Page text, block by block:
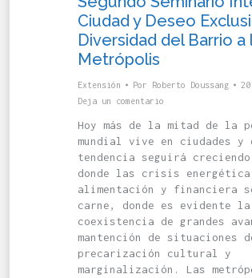
Ciudad y Deseo
Diversidad del Barrio a
Metrópolis
Extensión Por Roberto Doussang
Deja un comentario
Hoy más de la mitad de la
mundial vive en ciudades y
tendencia seguirá
donde las crisis
alimentación y financiera
carne, donde es evidente
coexistencia de grandes
mantención de situaciones
precarización cultural y
marginalización. Las